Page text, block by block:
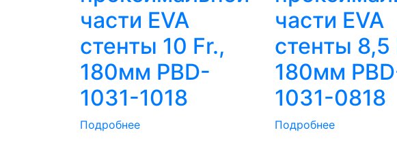
части EVA
стенты 10 Fr.,
180мм PBD-
1031-1018
Подробнее
части EVA
стенты 8,5
180мм
1031-0818
Подробнее